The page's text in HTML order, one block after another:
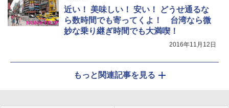
近い！ 美味しい！ 安い！ どうせ通るな
ら数時間でも寄ってくよ！ 台湾なら微
妙な乗り継ぎ時間でも大満喫！
2016年11月12日
もっと関連記事を見る